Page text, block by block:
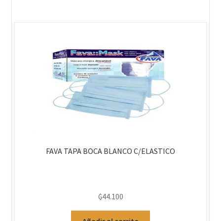
FAVA TAPA BOCA BLANCO C/ELASTICO
₲44.100